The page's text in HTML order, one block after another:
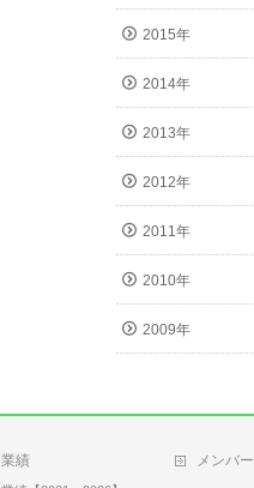
2015年
2014年
2013年
2012年
2011年
2010年
2009年
業績 メンバー